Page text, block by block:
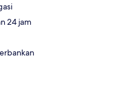
24 jam